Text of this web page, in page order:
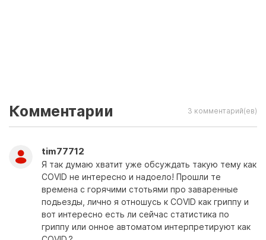
Комментарии 3 комментарий(ев)
tim77712
Я так думаю хватит уже обсуждать такую тему как
COVID не интересно и надоело! Прошли те
времена с горячими стотьями про заваренные
подьезды, лично я отношусь к COVID как гриппу и
вот интересно есть ли сейчас статистика по
гриппу или онное автоматом интерпретируют как